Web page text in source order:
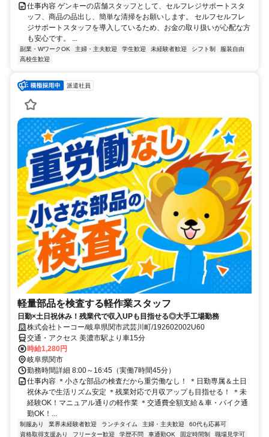
仕事内容 ゲンキーの店舗スタッフとして、セルフレジサポートスタ
ッフ、商品の品出し、簡単な清掃をお願いします。 セルフセルフレ
ジサポートスタッフを導入しているため、お金の取り扱いが心配な方
も安心です。 ...
副業・WワークOK 主婦・主夫歓迎 学生歓迎 未経験者歓迎 シフト制
服装自由
高校生歓迎
派遣社員
軽量部品を検査する軽作業スタッフ
日勤×土日祝休み！残業代で収入UPも目指せる◎大手工場勤務
株式会社トーコー/岐阜県関市武芸川町/192602002U60
交通・アクセス 美濃市駅より車15分
時給1,280円
岐阜県関市
勤務時間詳細 8:00～16:45（実働7時間45分）
仕事内容 ＊小さな部品の検査だから重労働なし！ ＊日勤専属＆土日
祝休みで生活リズム安定 ＊残業対応で月収アップも目指せる！ ＊未
経験OK！マニュアル通りの軽作業 ＊交通費全額支給＆車・バイク通
勤OK！...
制服あり 業界未経験者歓迎 ランチタイム 主婦・主夫歓迎
60代も応募可
資格取得支援あり
フリーター歓迎 学歴不問 車通勤OK 固定時間制
職場見学可